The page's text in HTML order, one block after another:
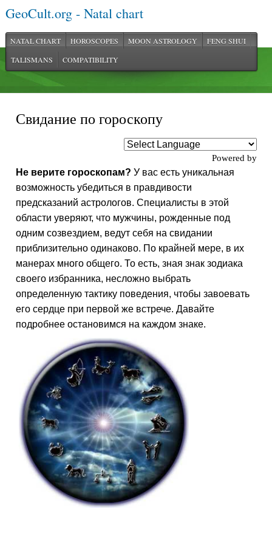
GeoCult.org - Natal chart
NATAL CHART HOROSCOPES MOON ASTROLOGY
FENG SHUI
TALISMANS
COMPATIBILITY
Свидание по гороскопу
Powered by
Не верите гороскопам? У вас есть уникальная
возможность убедиться в правдивости
предсказаний астрологов. Специалисты в этой
области уверяют, что мужчины, рожденные под
одним созвездием, ведут себя на свидании
приблизительно одинаково. По крайней мере, в их
манерах много общего. То есть, зная знак зодиака
своего избранника, несложно выбрать
определенную тактику поведения, чтобы завоевать
его сердце при первой же встрече. Давайте
подробнее остановимся на каждом знаке.